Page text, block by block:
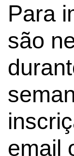
Para
são
email